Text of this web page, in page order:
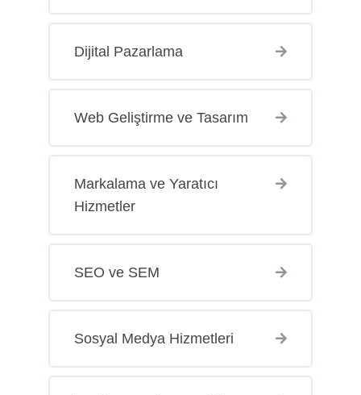
Dijital Pazarlama
Web Geliştirme ve Tasarım
Markalama ve Yaratıcı
Hizmetler
SEO ve SEM
Sosyal Medya Hizmetleri